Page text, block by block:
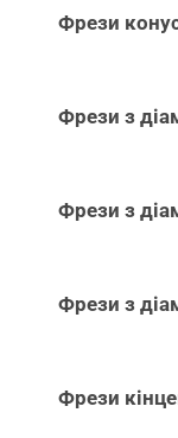
Фрези
Фрези з
Фрези з
Фрези з
Фрези